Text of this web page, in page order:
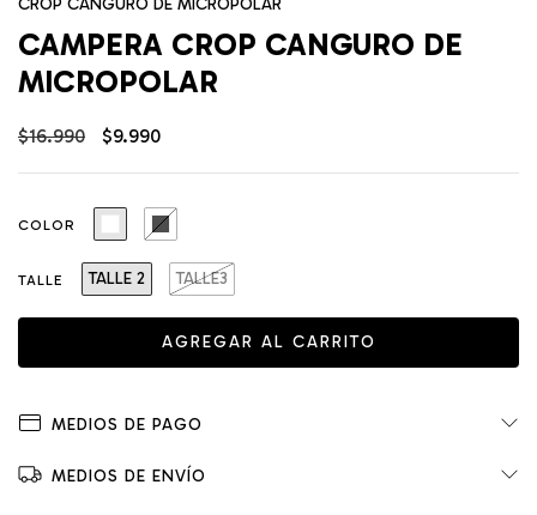
CAMPERA CROP CANGURO DE
MICROPOLAR
$16.990 $9.990
COLOR
TALLE TALLE 2 TALLE3
MEDIOS DE PAGO
MEDIOS DE ENVÍO